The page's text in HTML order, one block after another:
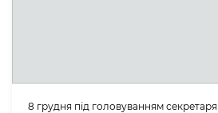
8 грудня під головуванням секретаря